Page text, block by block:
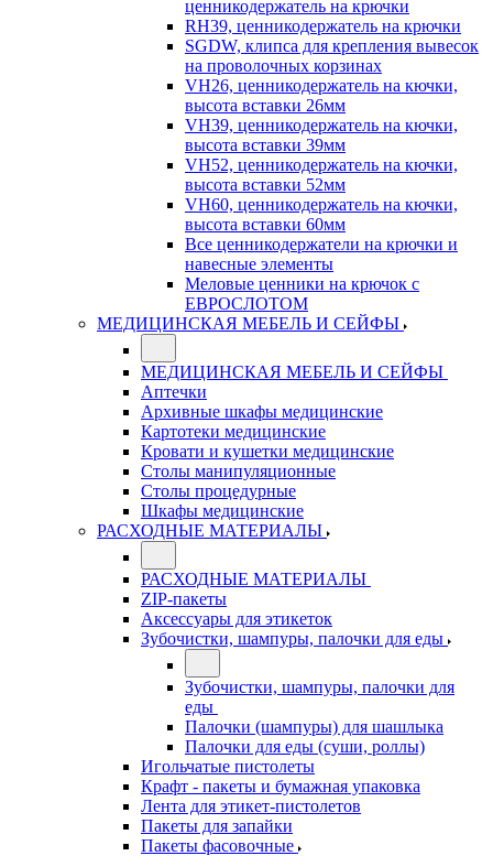
ценникодержатель на крючки
RH39, ценникодержатель на крючки
SGDW, клипса для крепления вывесок
на проволочных корзинах
VH26, ценникодержатель на кючки,
высота вставки 26мм
VH39, ценникодержатель на кючки,
высота вставки 39мм
VH52, ценникодержатель на кючки,
высота вставки 52мм
VH60, ценникодержатель на кючки,
высота вставки 60мм
Все ценникодержатели на крючки и
навесные элементы
Меловые ценники на крючок с
ЕВРОСЛОТОМ
МЕДИЦИНСКАЯ МЕБЕЛЬ И СЕЙФЫ
МЕДИЦИНСКАЯ МЕБЕЛЬ И СЕЙФЫ
Аптечки
Архивные шкафы медицинские
Картотеки медицинские
Кровати и кушетки медицинские
Столы манипуляционные
Столы процедурные
Шкафы медицинские
РАСХОДНЫЕ МАТЕРИАЛЫ
РАСХОДНЫЕ МАТЕРИАЛЫ
ZIP-пакеты
Аксессуары для этикеток
Зубочистки, шампуры, палочки для еды
Зубочистки, шампуры, палочки для
еды
Палочки (шампуры) для шашлыка
Палочки для еды (суши, роллы)
Игольчатые пистолеты
Крафт - пакеты и бумажная упаковка
Лента для этикет-пистолетов
Пакеты для запайки
Пакеты фасовочные